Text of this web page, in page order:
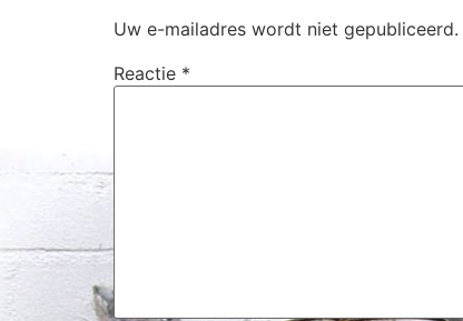
Uw e-mailadres wordt niet gepubliceerd.
Reactie *